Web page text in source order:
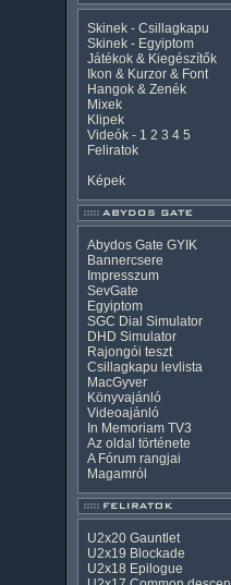
Skinek - Csillagkapu
Skinek - Egyiptom
Játékok & Kiegészítők
Ikon & Kurzor & Font
Hangok & Zenék
Mixek
Klipek
Videók- 1 2 3 4 5
Feliratok
Képek
Abydos Gate GYIK
Bannercsere
Impresszum
SevGate
Egyiptom
SGC Dial Simulator
DHD Simulator
Rajongói teszt
Csillagkapu levlista
MacGyver
Könyvajánló
Videoajánló
In Memoriam TV3
Az oldal története
A Fórum rangjai
Magamról
U2x20 Gauntlet
U2x19 Blockade
U2x18 Epilogue